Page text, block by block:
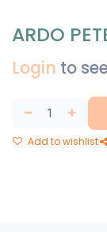
ARDO
Login to
Add to wishlist